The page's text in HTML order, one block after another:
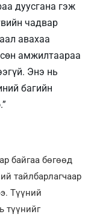
дуусгана гэж
чадвар
авахаа
амжилтаараа
Энэ нь
багийн
байгаа бөгөөд
тайлбарлагчаар
Түүний
түүнийг